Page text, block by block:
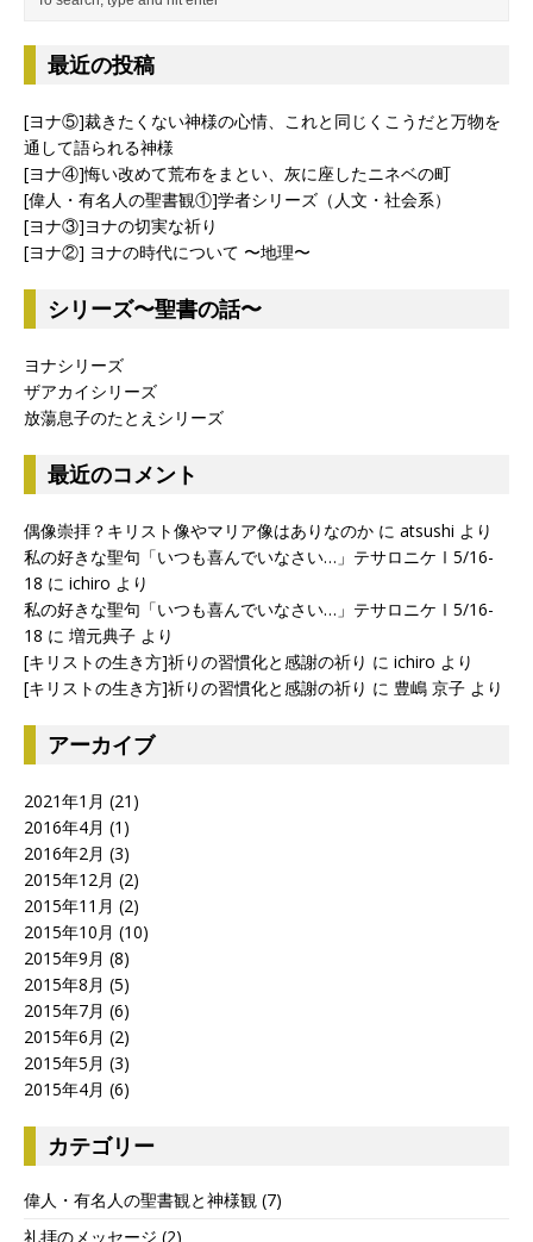
最近の投稿
[ヨナ⑤]裁きたくない神様の心情、これと同じくこうだと万物を
通して語られる神様
[ヨナ④]悔い改めて荒布をまとい、灰に座したニネベの町
[偉人・有名人の聖書観①]学者シリーズ（人文・社会系）
[ヨナ③]ヨナの切実な祈り
[ヨナ②] ヨナの時代について 〜地理〜
シリーズ〜聖書の話〜
ヨナシリーズ
ザアカイシリーズ
放蕩息子のたとえシリーズ
最近のコメント
偶像崇拝？キリスト像やマリア像はありなのか に atsushi より
私の好きな聖句「いつも喜んでいなさい…」テサロニケⅠ5/16-
18 に ichiro より
私の好きな聖句「いつも喜んでいなさい…」テサロニケⅠ5/16-
18 に 増元典子 より
[キリストの生き方]祈りの習慣化と感謝の祈り に ichiro より
[キリストの生き方]祈りの習慣化と感謝の祈り に 豊嶋 京子 より
アーカイブ
2021年1月 (21)
2016年4月 (1)
2016年2月 (3)
2015年12月 (2)
2015年11月 (2)
2015年10月 (10)
2015年9月 (8)
2015年8月 (5)
2015年7月 (6)
2015年6月 (2)
2015年5月 (3)
2015年4月 (6)
カテゴリー
偉人・有名人の聖書観と神様観 (7)
礼拝のメッセージ (2)